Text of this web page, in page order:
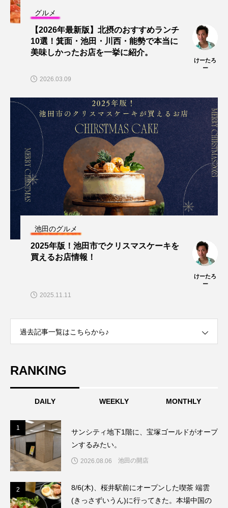
グルメ
【2026年最新版】北摂のおすすめランチ
10選！箕面・池田・川西・能勢で本当に
美味しかったお店を一挙に紹介。
けーたろ
ー
2026.03.09
池田のグルメ
2025年版！池田市でクリスマスケーキを
買えるお店情報！
けーたろ
ー
2025.11.11
過去記事一覧はこちらから♪
RANKING
DAILY WEEKLY MONTHLY
1
サンシティ地下1階に、宝塚ゴールドがオープ
ンするみたい。
2026.08.06 池田の開店
2
8/6(木)、桜井駅前にオープンした喫茶 端雲
(きっさずいうん)に行ってきた。本場中国の